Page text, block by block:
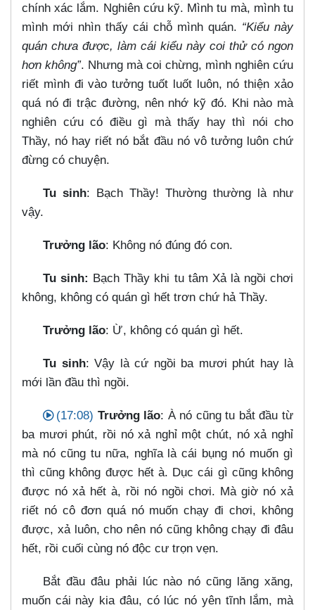
chính xác lắm. Nghiên cứu kỹ. Mình tu mà, mình tu
mình mới nhìn thấy cái chỗ mình quán. “Kiểu này
quán chưa được, làm cái kiểu này coi thử có ngon
hơn không”. Nhưng mà coi chừng, mình nghiên cứu
riết mình đi vào tưởng tuốt luốt luôn, nó thiện xảo
quá nó đi trậc đường, nên nhớ kỹ đó. Khi nào mà
nghiên cứu có điều gì mà thấy hay thì nói cho
Thầy, nó hay riết nó bắt đầu nó vô tưởng luôn chứ
đừng có chuyện.
Tu sinh: Bạch Thầy! Thường thường là như
vậy.
Trưởng lão: Không nó đúng đó con.
Tu sinh: Bạch Thầy khi tu tâm Xả là ngồi chơi
không, không có quán gì hết trơn chứ hả Thầy.
Trưởng lão: Ừ, không có quán gì hết.
Tu sinh: Vậy là cứ ngồi ba mươi phút hay là
mới lần đầu thì ngồi.
(17:08) Trưởng lão: À nó cũng tu bắt đầu từ
ba mươi phút, rồi nó xả nghỉ một chút, nó xả nghỉ
mà nó cũng tu nữa, nghĩa là cái bụng nó muốn gì
thì cũng không được hết à. Dục cái gì cũng không
được nó xả hết à, rồi nó ngồi chơi. Mà giờ nó xả
riết nó cô đơn quá nó muốn chạy đi chơi, không
được, xả luôn, cho nên nó cũng không chạy đi đâu
hết, rồi cuối cùng nó độc cư trọn vẹn.
Bắt đầu đâu phải lúc nào nó cũng lăng xăng,
muốn cái này kia đâu, có lúc nó yên tĩnh lắm, mà